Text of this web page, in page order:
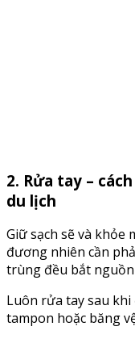
2. Rửa tay –
du lịch
Giữ sạch sẽ và khỏe
đương nhiên cần
trùng đều bắt nguồn
Luôn rửa tay sau
tampon hoặc băng